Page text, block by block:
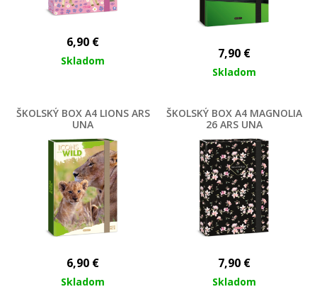
6,90 €
Skladom 7,90 €
Skladom
ŠKOLSKÝ BOX A4 LIONS ARS
UNA
6,90 €
Skladom
ŠKOLSKÝ BOX A4 MAGNOLIA
26 ARS UNA
7,90 €
Skladom